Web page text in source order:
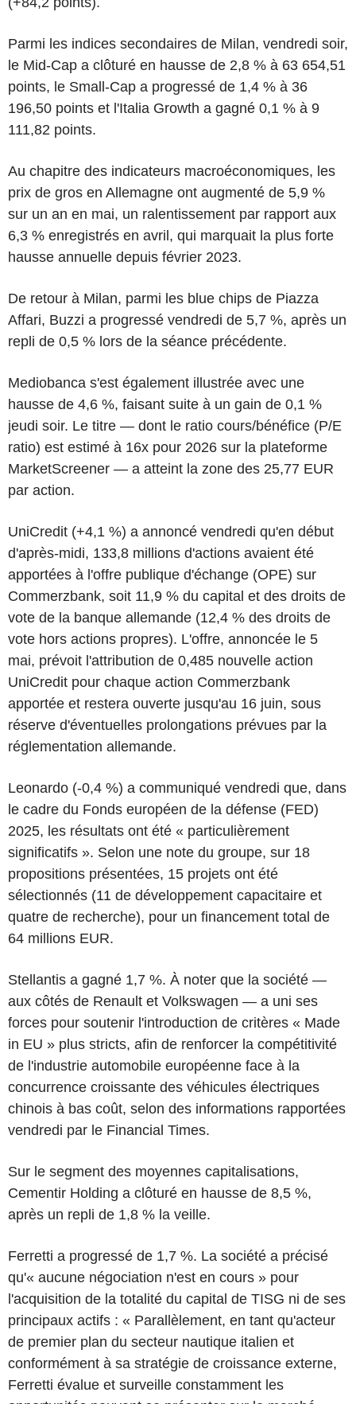
Parmi les indices secondaires de Milan, vendredi soir,
le Mid-Cap a clôturé en hausse de 2,8 % à 63 654,51
points, le Small-Cap a progressé de 1,4 % à 36
196,50 points et l'Italia Growth a gagné 0,1 % à 9
111,82 points.
Au chapitre des indicateurs macroéconomiques, les
prix de gros en Allemagne ont augmenté de 5,9 %
sur un an en mai, un ralentissement par rapport aux
6,3 % enregistrés en avril, qui marquait la plus forte
hausse annuelle depuis février 2023.
De retour à Milan, parmi les blue chips de Piazza
Affari, Buzzi a progressé vendredi de 5,7 %, après un
repli de 0,5 % lors de la séance précédente.
Mediobanca s'est également illustrée avec une
hausse de 4,6 %, faisant suite à un gain de 0,1 %
jeudi soir. Le titre — dont le ratio cours/bénéfice (P/E
ratio) est estimé à 16x pour 2026 sur la plateforme
MarketScreener — a atteint la zone des 25,77 EUR
par action.
UniCredit (+4,1 %) a annoncé vendredi qu'en début
d'après-midi, 133,8 millions d'actions avaient été
apportées à l'offre publique d'échange (OPE) sur
Commerzbank, soit 11,9 % du capital et des droits de
vote de la banque allemande (12,4 % des droits de
vote hors actions propres). L'offre, annoncée le 5
mai, prévoit l'attribution de 0,485 nouvelle action
UniCredit pour chaque action Commerzbank
apportée et restera ouverte jusqu'au 16 juin, sous
réserve d'éventuelles prolongations prévues par la
réglementation allemande.
Leonardo (-0,4 %) a communiqué vendredi que, dans
le cadre du Fonds européen de la défense (FED)
2025, les résultats ont été « particulièrement
significatifs ». Selon une note du groupe, sur 18
propositions présentées, 15 projets ont été
sélectionnés (11 de développement capacitaire et
quatre de recherche), pour un financement total de
64 millions EUR.
Stellantis a gagné 1,7 %. À noter que la société —
aux côtés de Renault et Volkswagen — a uni ses
forces pour soutenir l'introduction de critères « Made
in EU » plus stricts, afin de renforcer la compétitivité
de l'industrie automobile européenne face à la
concurrence croissante des véhicules électriques
chinois à bas coût, selon des informations rapportées
vendredi par le Financial Times.
Sur le segment des moyennes capitalisations,
Cementir Holding a clôturé en hausse de 8,5 %,
après un repli de 1,8 % la veille.
Ferretti a progressé de 1,7 %. La société a précisé
qu'« aucune négociation n'est en cours » pour
l'acquisition de la totalité du capital de TISG ni de ses
principaux actifs : « Parallèlement, en tant qu'acteur
de premier plan du secteur nautique italien et
conformément à sa stratégie de croissance externe,
Ferretti évalue et surveille constamment les